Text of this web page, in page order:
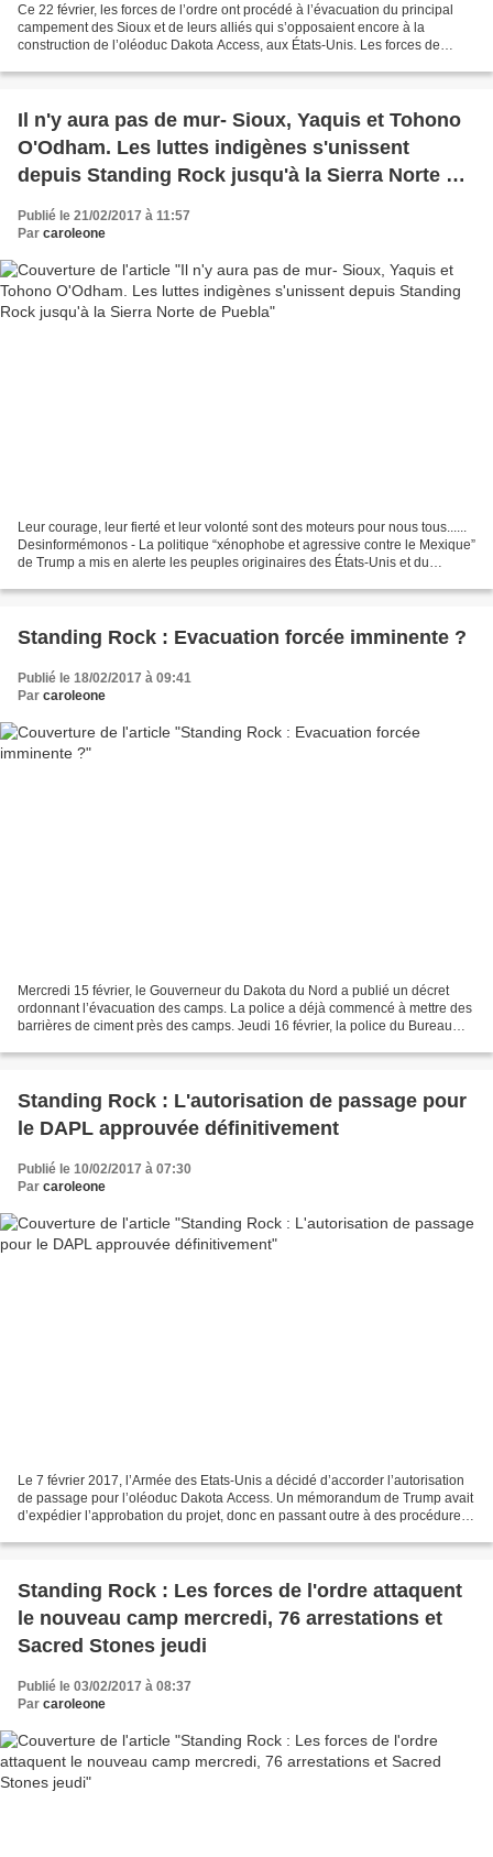
Ce 22 février, les forces de l’ordre ont procédé à l’évacuation du principal
campement des Sioux et de leurs alliés qui s’opposaient encore à la
construction de l’oléoduc Dakota Access, aux États-Unis. Les forces de
Il n'y aura pas de mur- Sioux, Yaquis et Tohono
O'Odham. Les luttes indigènes s'unissent
depuis Standing Rock jusqu'à la Sierra Norte de
Publié le 21/02/2017 à 11:57
Par caroleone
Leur courage, leur fierté et leur volonté sont des moteurs pour nous tous......
Desinformémonos - La politique “xénophobe et agressive contre le Mexique”
de Trump a mis en alerte les peuples originaires des États-Unis et du
Standing Rock : Evacuation forcée imminente ?
Publié le 18/02/2017 à 09:41
Par caroleone
Mercredi 15 février, le Gouverneur du Dakota du Nord a publié un décret
ordonnant l’évacuation des camps. La police a déjà commencé à mettre des
barrières de ciment près des camps. Jeudi 16 février, la police du Bureau
Standing Rock : L'autorisation de passage pour
le DAPL approuvée définitivement
Publié le 10/02/2017 à 07:30
Par caroleone
Le 7 février 2017, l’Armée des Etats-Unis a décidé d’accorder l’autorisation
de passage pour l’oléoduc Dakota Access. Un mémorandum de Trump avait
d’expédier l’approbation du projet, donc en passant outre à des procédures
Standing Rock : Les forces de l'ordre attaquent
le nouveau camp mercredi, 76 arrestations et
Sacred Stones jeudi
Publié le 03/02/2017 à 08:37
Par caroleone